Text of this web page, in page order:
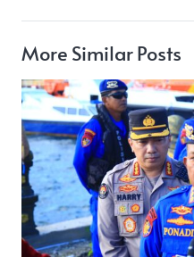
More Similar Posts